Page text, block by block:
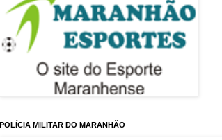
POLÍCIA MILITAR DO MARANHÃO